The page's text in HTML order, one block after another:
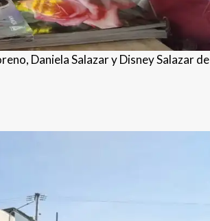
Daniela Salazar y Disney Salazar de